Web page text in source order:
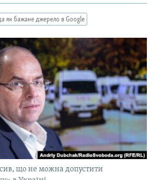
як бажане джерело в Google
що не можна допустити